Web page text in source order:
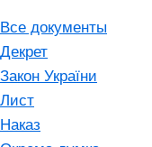
Все документы
Декрет
Закон України
Лист
Наказ